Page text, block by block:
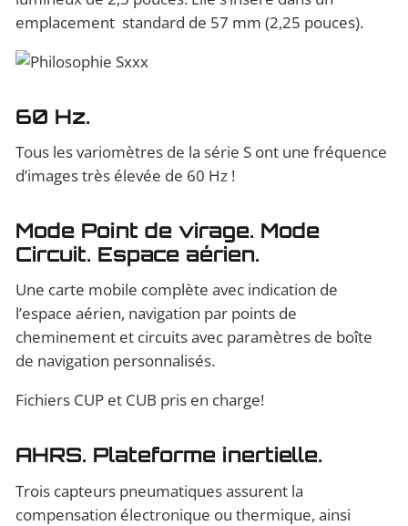
emplacement standard de 57 mm (2,25 pouces).
60 Hz.
Tous les variomètres de la série S ont une fréquence
d’images très élevée de 60 Hz !
Mode Point de virage. Mode
Circuit. Espace aérien.
Une carte mobile complète avec indication de
l’espace aérien, navigation par points de
cheminement et circuits avec paramètres de boîte
de navigation personnalisés.
Fichiers CUP et CUB pris en charge!
AHRS. Plateforme inertielle.
Trois capteurs pneumatiques assurent la
compensation électronique ou thermique, ainsi